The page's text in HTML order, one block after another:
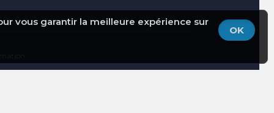
OK
vous garantir la meilleure expérience sur